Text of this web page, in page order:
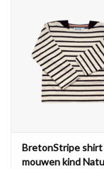
Contact
Waterproof tassen
Nieuws
BretonStripe shirt
mouwen kind